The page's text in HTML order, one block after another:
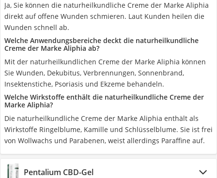
Ja, Sie können die naturheilkundliche Creme der Marke Aliphia
direkt auf offene Wunden schmieren. Laut Kunden heilen die
Wunden schnell ab.
Welche Anwendungsbereiche deckt die naturheilkundliche
Creme der Marke Aliphia ab?
Mit der naturheilkundlichen Creme der Marke Aliphia können
Sie Wunden, Dekubitus, Verbrennungen, Sonnenbrand,
Insektenstiche, Psoriasis und Ekzeme behandeln.
Welche Wirkstoffe enthält die naturheilkundliche Creme der
Marke Aliphia?
Die naturheilkundliche Creme der Marke Aliphia enthält als
Wirkstoffe Ringelblume, Kamille und Schlüsselblume. Sie ist frei
von Wollwachs und Parabenen, weist allerdings Paraffine auf.
Pentalium CBD-Gel